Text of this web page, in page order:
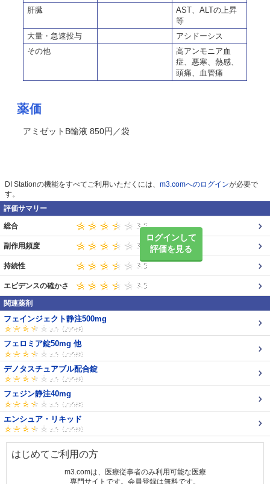
肝臓
AST、ALTの上昇
等
大量・急速投与
アシドーシス
その他
高アンモニア血
症、悪寒、熱感、
頭痛、血管痛
薬価
アミゼットB輸液 850円／袋
DI Stationの機能をすべてご利用いただくには、 m3.comへのログインが必要で
す。
評価サマリー
ログインして
評価を見る
総合
副作用頻度
持続性
エビデンスの確かさ
関連薬剤
フェインジェクト静注500mg
フェロミア錠50mg 他
デノタスチュアブル配合錠
フェジン静注40mg
エンシュア・リキッド
はじめてご利用の方
m3.comは、医療従事者のみ利用可能な医療
専門サイトです。会員登録は無料です。